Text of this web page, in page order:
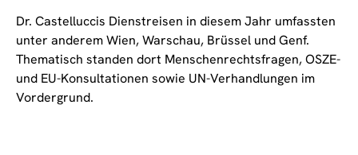
Dr. Castelluccis Dienstreisen in diesem Jahr umfassten
unter anderem Wien, Warschau, Brüssel und Genf.
Thematisch standen dort Menschenrechtsfragen, OSZE-
und EU-Konsultationen sowie UN-Verhandlungen im
Vordergrund.